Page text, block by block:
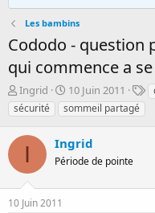
Les bambins
Cododo - question
qui commence a
D
é
m
a
é
e
p
Ingrid
D
a
t
d
e
é
10 Juin 2011
T
sécurité
sommeil partagé
I Ingrid
Période de pointe
10 Juin 2011